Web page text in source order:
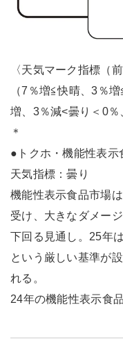
〈天気マーク指標（
（7％増≦快晴、3％
増、3％減<曇り＜0％
＊
●トクホ・機能性表
天気指標：曇り
機能性表示食品市場
受け、大きなダメー
下回る見通し。25年
という厳しい基準が
れる。
24年の機能性表示食